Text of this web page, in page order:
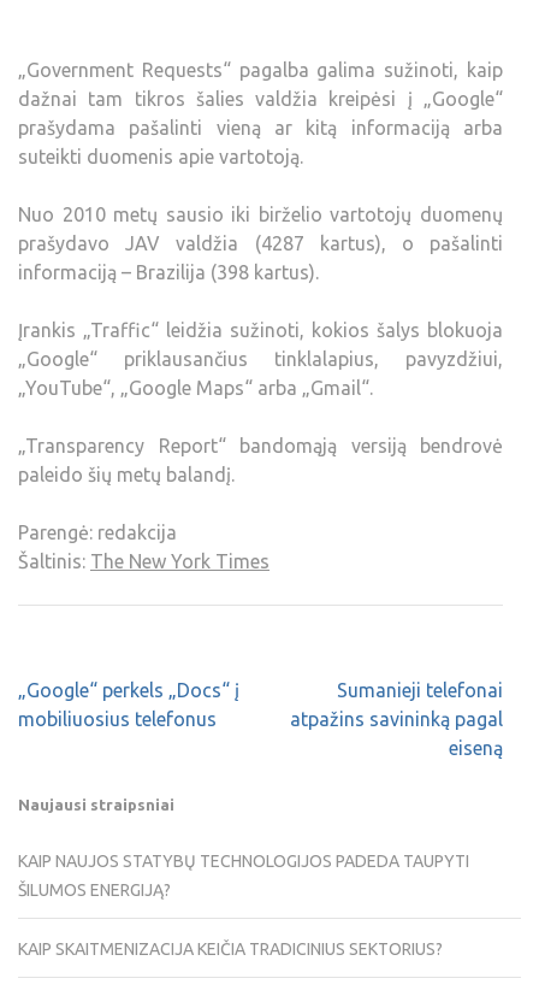
„Government Requests“ pagalba galima sužinoti, kaip
dažnai tam tikros šalies valdžia kreipėsi į „Google“
prašydama pašalinti vieną ar kitą informaciją arba
suteikti duomenis apie vartotoją.
Nuo 2010 metų sausio iki birželio vartotojų duomenų
prašydavo JAV valdžia (4287 kartus), o pašalinti
informaciją – Brazilija (398 kartus).
Įrankis „Traffic“ leidžia sužinoti, kokios šalys blokuoja
„Google“ priklausančius tinklalapius, pavyzdžiui,
„YouTube“, „Google Maps“ arba „Gmail“.
„Transparency Report“ bandomąją versiją bendrovė
paleido šių metų balandį.
Parengė: redakcija
Šaltinis: The New York Times
„Google“ perkels „Docs“ į
mobiliuosius telefonus
Sumanieji telefonai
atpažins savininką pagal
eiseną
Naujausi straipsniai
KAIP NAUJOS STATYBŲ TECHNOLOGIJOS PADEDA TAUPYTI
ŠILUMOS ENERGIJĄ?
KAIP SKAITMENIZACIJA KEIČIA TRADICINIUS SEKTORIUS?